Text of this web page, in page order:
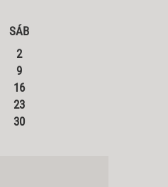
SÁB
2
9
16
23
30